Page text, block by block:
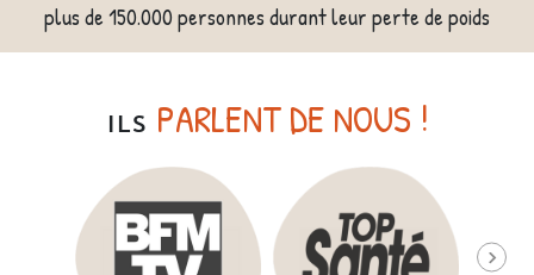
plus de 150.000 personnes durant leur perte de poids
ILS PARLENT DE NOUS !